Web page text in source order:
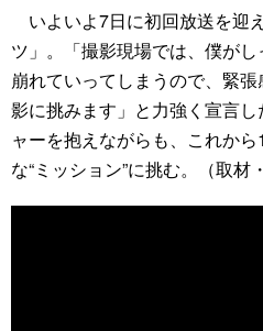
いよいよ7日に初回放送を迎
ツ」。「撮影現場では、僕が
崩れていってしまうので、緊
影に挑みます」と力強く宣言
ャーを抱えながらも、これか
な“ミッション”に挑む。（取材